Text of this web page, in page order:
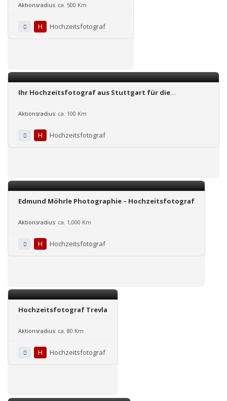
Aktionsradius: ca. 500 Km
H Hochzeitsfotograf
Ihr Hochzeitsfotograf aus Stuttgart für die
Ludwigsburg und Umgebung.
Aktionsradius: ca. 100 Km
H Hochzeitsfotograf
Edmund Möhrle Photographie – Hochzeitsfotograf
Aktionsradius: ca. 1,000 Km
H Hochzeitsfotograf
Hochzeitsfotograf Trevla
Aktionsradius: ca. 80 Km
H Hochzeitsfotograf